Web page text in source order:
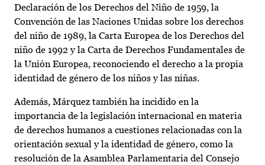
Declaración de los Derechos del Niño de 1959, la
Convención de las Naciones Unidas sobre los derechos
del niño de 1989, la Carta Europea de los Derechos del
niño de 1992 y la Carta de Derechos Fundamentales de
la Unión Europea, reconociendo el derecho a la propia
identidad de género de los niños y las niñas.
Además, Márquez también ha incidido en la
importancia de la legislación internacional en materia
de derechos humanos a cuestiones relacionadas con la
orientación sexual y la identidad de género, como la
resolución de la Asamblea Parlamentaria del Consejo